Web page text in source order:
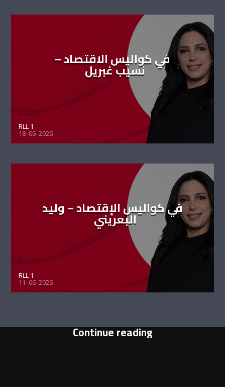
في كواليس الاقتصاد –
نسيب غبريل
RLL 1
18-06-2026
في كواليس الإقتصاد – وليد
البعريني
RLL 1
11-06-2026
Continue reading